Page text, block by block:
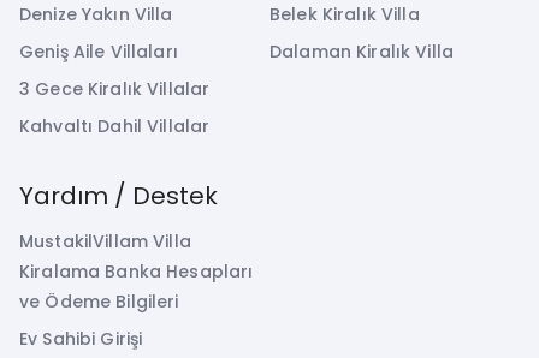
Denize Yakın Villa
Geniş Aile Villaları
3 Gece Kiralık Villalar
Kahvaltı Dahil Villalar
Belek Kiralık Villa
Dalaman Kiralık Villa
Yardım / Destek
MustakilVillam Villa
Kiralama Banka Hesapları
ve Ödeme Bilgileri
Ev Sahibi Girişi